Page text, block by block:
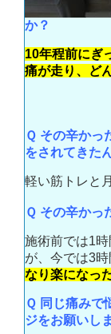
か？
10年程前にぎ
痛が走り、ど
Ｑ その辛かっ
をされてきた
軽い筋トレと
Ｑ その辛かっ
施術前では1
が、今では3
なり楽になっ
Ｑ 同じ痛みで
ジをお願いし